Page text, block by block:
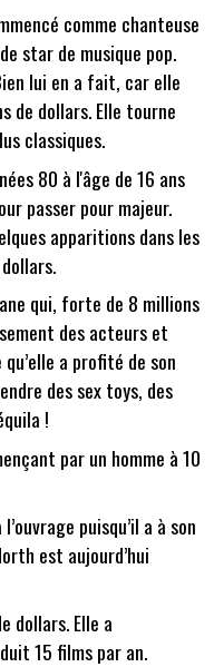
comme chanteuse
star de musique pop.
lui en a fait, car elle
de dollars. Elle tourne
classiques.
80 à l'âge de 16 ans
passer pour majeur.
apparitions dans les
qui, forte de 8 millions
des acteurs et
a profité de son
des sex toys, des
!
par un homme à 10
puisqu’il a à son
est aujourd’hui
dollars. Elle a
15 films par an.